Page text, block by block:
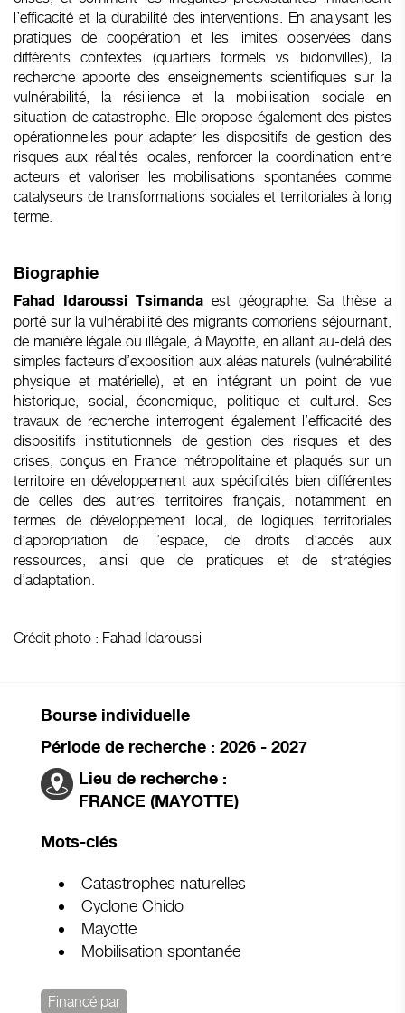
l’efficacité et la durabilité des interventions. En analysant les
pratiques de coopération et les limites observées dans
différents contextes (quartiers formels vs bidonvilles), la
recherche apporte des enseignements scientifiques sur la
vulnérabilité, la résilience et la mobilisation sociale en
situation de catastrophe. Elle propose également des pistes
opérationnelles pour adapter les dispositifs de gestion des
risques aux réalités locales, renforcer la coordination entre
acteurs et valoriser les mobilisations spontanées comme
catalyseurs de transformations sociales et territoriales à long
terme.
Biographie
Fahad Idaroussi Tsimanda est géographe. Sa thèse a
porté sur la vulnérabilité des migrants comoriens séjournant,
de manière légale ou illégale, à Mayotte, en allant au-delà des
simples facteurs d’exposition aux aléas naturels (vulnérabilité
physique et matérielle), et en intégrant un point de vue
historique, social, économique, politique et culturel. Ses
travaux de recherche interrogent également l’efficacité des
dispositifs institutionnels de gestion des risques et des
crises, conçus en France métropolitaine et plaqués sur un
territoire en développement aux spécificités bien différentes
de celles des autres territoires français, notamment en
termes de développement local, de logiques territoriales
d’appropriation de l’espace, de droits d’accès aux
ressources, ainsi que de pratiques et de stratégies
d’adaptation.
Crédit photo : Fahad Idaroussi
Bourse individuelle
Période de recherche : 2026 - 2027
Lieu de recherche :
FRANCE (MAYOTTE)
Mots-clés
Catastrophes naturelles
Cyclone Chido
Mayotte
Mobilisation spontanée
Financé par